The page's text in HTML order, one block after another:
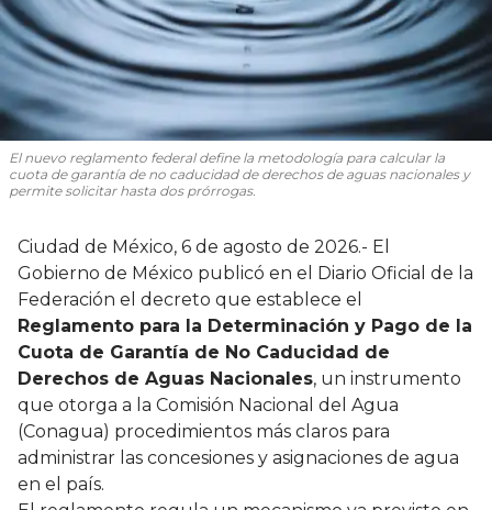
El nuevo reglamento federal define la metodología para calcular la
cuota de garantía de no caducidad de derechos de aguas nacionales y
permite solicitar hasta dos prórrogas.
Ciudad de México, 6 de agosto de 2026.- El
Gobierno de México publicó en el Diario Oficial de la
Federación el decreto que establece el
Reglamento para la Determinación y Pago de la
Cuota de Garantía de No Caducidad de
Derechos de Aguas Nacionales, un instrumento
que otorga a la Comisión Nacional del Agua
(Conagua) procedimientos más claros para
administrar las concesiones y asignaciones de agua
en el país.